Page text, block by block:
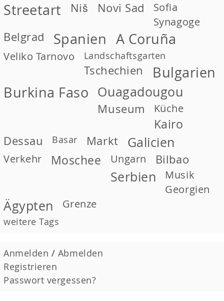
Streetart Niš Novi Sad
Sofia
Synagoge
Belgrad Spanien A Coruña
Veliko Tarnovo Landschaftsgarten
Tschechien
Bulgarien
Burkina Faso
Ouagadougou
Museum Küche
Kairo
Dessau Basar Markt Galicien
Verkehr Moschee Ungarn Bilbao
Serbien
Musik
Georgien
Ägypten Grenze
weitere Tags
Anmelden / Abmelden
Registrieren
Passwort vergessen?